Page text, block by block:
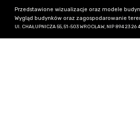
Przedstawione wizualizacje oraz modele
Wygląd budynków oraz zagospodarowanie
Ul. CHAŁUPNICZA 55, 51-503 WROCŁAW, NIP 894 23 26